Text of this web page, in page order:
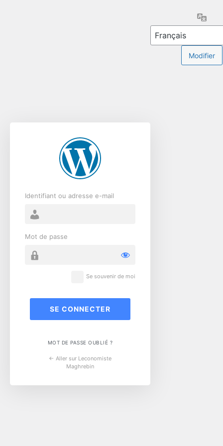
Identifiant ou adresse e-mail
Mot de passe
Se souvenir de moi
MOT DE PASSE OUBLIÉ ?
← Aller sur Leconomiste
Maghrebin